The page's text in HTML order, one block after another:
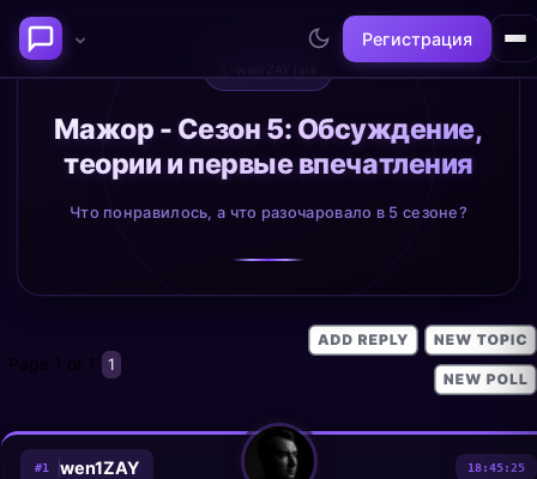
Регистрация
Последние темы
Философия сознания:
где граница между "я" и
Нейронаука и
реальность
Мажор - Сезон 5: Обсуждение,
теории и первые впечатления
Что понравилось, а что разочаровало в 5 сезоне?
Page 1 of 1 1
#1 wen1ZAY 18:45:25